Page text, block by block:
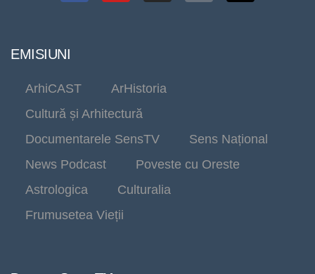
EMISIUNI
ArhiCAST
ArHistoria
Cultură și Arhitectură
Documentarele SensTV
Sens Național
News Podcast
Poveste cu Oreste
Astrologica
Culturalia
Frumusetea Vieții